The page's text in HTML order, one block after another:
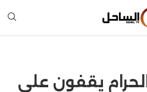
يقفون على